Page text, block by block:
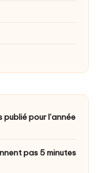
pour l’année
pas 5 minutes